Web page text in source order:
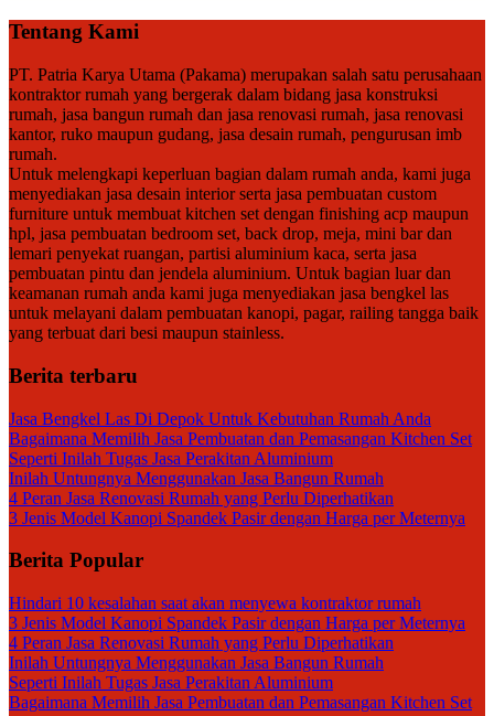
Tentang Kami
PT. Patria Karya Utama (Pakama) merupakan salah satu perusahaan
kontraktor rumah yang bergerak dalam bidang jasa konstruksi
rumah, jasa bangun rumah dan jasa renovasi rumah, jasa renovasi
kantor, ruko maupun gudang, jasa desain rumah, pengurusan imb
rumah.
Untuk melengkapi keperluan bagian dalam rumah anda, kami juga
menyediakan jasa desain interior serta jasa pembuatan custom
furniture untuk membuat kitchen set dengan finishing acp maupun
hpl, jasa pembuatan bedroom set, back drop, meja, mini bar dan
lemari penyekat ruangan, partisi aluminium kaca, serta jasa
pembuatan pintu dan jendela aluminium. Untuk bagian luar dan
keamanan rumah anda kami juga menyediakan jasa bengkel las
untuk melayani dalam pembuatan kanopi, pagar, railing tangga baik
yang terbuat dari besi maupun stainless.
Berita terbaru
Jasa Bengkel Las Di Depok Untuk Kebutuhan Rumah Anda
Bagaimana Memilih Jasa Pembuatan dan Pemasangan Kitchen Set
Seperti Inilah Tugas Jasa Perakitan Aluminium
Inilah Untungnya Menggunakan Jasa Bangun Rumah
4 Peran Jasa Renovasi Rumah yang Perlu Diperhatikan
3 Jenis Model Kanopi Spandek Pasir dengan Harga per Meternya
Berita Popular
Hindari 10 kesalahan saat akan menyewa kontraktor rumah
3 Jenis Model Kanopi Spandek Pasir dengan Harga per Meternya
4 Peran Jasa Renovasi Rumah yang Perlu Diperhatikan
Inilah Untungnya Menggunakan Jasa Bangun Rumah
Seperti Inilah Tugas Jasa Perakitan Aluminium
Bagaimana Memilih Jasa Pembuatan dan Pemasangan Kitchen Set